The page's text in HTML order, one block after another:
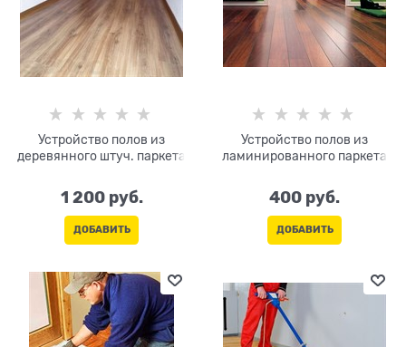
Устройство полов из
деревянного штуч. паркета
1 200 руб.
ДОБАВИТЬ
Устройство полов из
ламинированного паркета
400 руб.
ДОБАВИТЬ